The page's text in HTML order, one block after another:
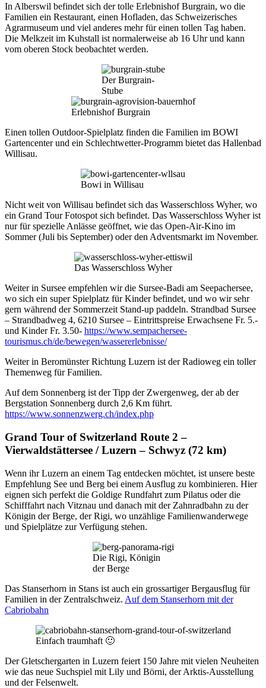
In Alberswil befindet sich der tolle Erlebnishof Burgrain, wo die
Familien ein Restaurant, einen Hofladen, das Schweizerisches
Agrarmuseum und viel anderes mehr für einen tollen Tag haben.
Die Melkzeit im Kuhstall ist normalerweise ab 16 Uhr und kann
vom oberen Stock beobachtet werden.
Der Burgrain-
Stube
Erlebnishof Burgrain
Einen tollen Outdoor-Spielplatz finden die Familien im BOWI
Gartencenter und ein Schlechtwetter-Programm bietet das Hallenbad
Willisau.
Bowi in Willisau
Nicht weit von Willisau befindet sich das Wasserschloss Wyher, wo
ein Grand Tour Fotospot sich befindet. Das Wasserschloss Wyher ist
nur für spezielle Anlässe geöffnet, wie das Open-Air-Kino im
Sommer (Juli bis September) oder den Adventsmarkt im November.
Das Wasserschloss Wyher
Weiter in Sursee empfehlen wir die Sursee-Badi am Seepachersee,
wo sich ein super Spielplatz für Kinder befindet, und wo wir sehr
gern während der Sommerzeit Stand-up paddeln. Strandbad Sursee
– Strandbadweg 4, 6210 Sursee – Eintrittspreise Erwachsene Fr. 5.-
und Kinder Fr. 3.50- https://www.sempachersee-
tourismus.ch/de/bewegen/wassererlebnisse/
Weiter in Beromünster Richtung Luzern ist der Radioweg ein toller
Themenweg für Familien.
Auf dem Sonnenberg ist der Tipp der Zwergenweg, der ab der
Bergstation Sonnenberg durch 2,6 Km führt.
https://www.sonnenzwerg.ch/index.php
Grand Tour of Switzerland Route 2 –
Vierwaldstättersee / Luzern – Schwyz (72 km)
Wenn ihr Luzern an einem Tag entdecken möchtet, ist unsere beste
Empfehlung See und Berg bei einem Ausflug zu kombinieren. Hier
eignen sich perfekt die Goldige Rundfahrt zum Pilatus oder die
Schifffahrt nach Vitznau und danach mit der Zahnradbahn zu der
Königin der Berge, der Rigi, wo unzählige Familienwanderwege
und Spielplätze zur Verfügung stehen.
Die Rigi, Königin
der Berge
Das Stanserhorn in Stans ist auch ein grossartiger Bergausflug für
Familien in der Zentralschweiz. Auf dem Stanserhorn mit der
Cabriobahn
Einfach traumhaft 🙂
Der Gletschergarten in Luzern feiert 150 Jahre mit vielen Neuheiten
wie das neue Suchspiel mit Lily und Börni, der Arktis-Ausstellung
und der Felsenwelt.